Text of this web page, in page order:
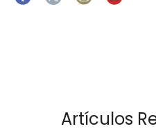
Artículos